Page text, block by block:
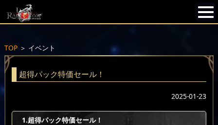
TOP＞ イベント
超得パック特価セール！
2025-01-23
1.超得パック特価セール！